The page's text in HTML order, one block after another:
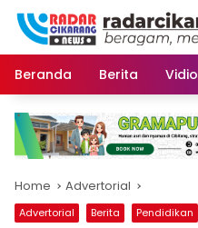
Skip
content
Beranda
Berita Vidio
Home Advertorial
Advertorial Berita Pendidikan